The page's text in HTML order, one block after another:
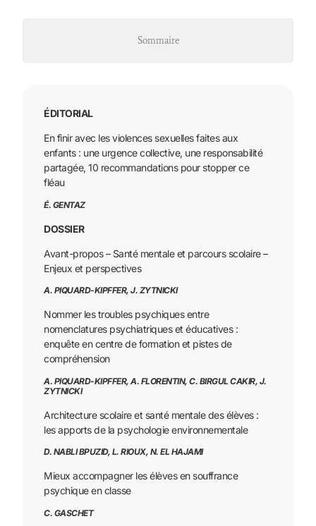
Sommaire
ÉDITORIAL
En finir avec les violences sexuelles faites aux
enfants : une urgence collective, une responsabilité
partagée, 10 recommandations pour stopper ce
fléau
É. GENTAZ
DOSSIER
Avant-propos – Santé mentale et parcours scolaire –
Enjeux et perspectives
A. PIQUARD-KIPFFER, J. ZYTNICKI
Nommer les troubles psychiques entre
nomenclatures psychiatriques et éducatives :
enquête en centre de formation et pistes de
compréhension
A. PIQUARD-KIPFFER, A. FLORENTIN, C. BIRGUL CAKIR, J.
ZYTNICKI
Architecture scolaire et santé mentale des élèves :
les apports de la psychologie environnementale
D. NABLI BPUZID, L. RIOUX, N. EL HAJAMI
Mieux accompagner les élèves en souffrance
psychique en classe
C. GASCHET